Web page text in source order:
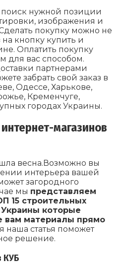
поиск нужной позиции
изображения и
покупку можно не
кнопку купить и
Оплатить покупку
вас способом.
партнерами
забрать свой заказ в
Одессе, Харькове,
Кременчуге,
городах Украины.
магазинов
весна.Возможно вы
интерьера вашей
загородного
мы представляем
15 строительных
которые
вам материалы прямо
наша статья поможет
решение.
КУБ